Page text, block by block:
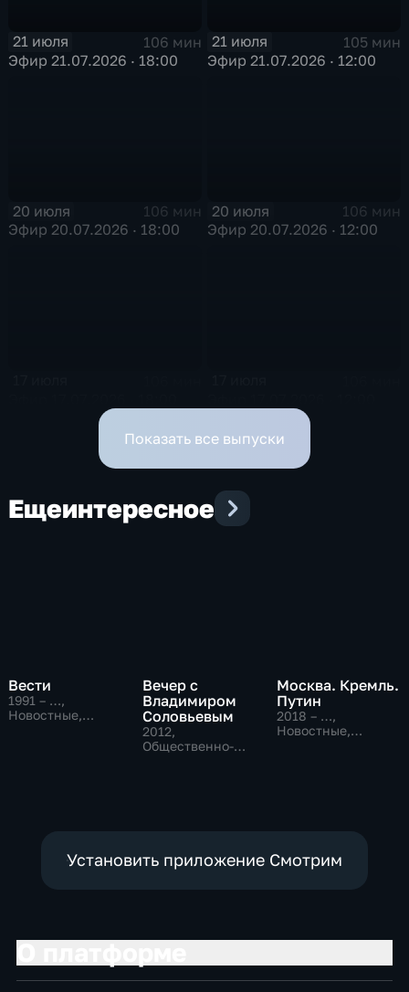
21 июля
106 мин
Эфир 21.07.2026 · 18:00
21 июля
105 мин
Эфир 21.07.2026 · 12:00
20 июля
106 мин
Эфир 20.07.2026 · 18:00
20 июля
106 мин
Эфир 20.07.2026 · 12:00
Показать все выпуски
Ещеинтересное
Вести
1991 – …,
Новостные,
Вечер с
Владимиром
Соловьевым
2012,
Общественно-
Москва. Кремль.
Путин
2018 – …,
Новостные,
Установить приложение Смотрим